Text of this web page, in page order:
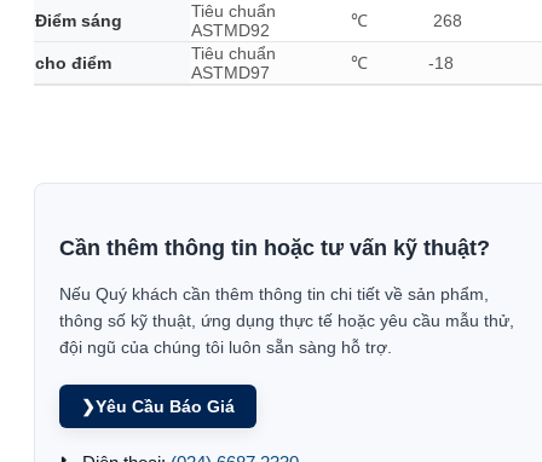
Điểm sáng
Tiêu chuẩn
ASTMD92
℃ 268
cho điểm
Tiêu chuẩn
ASTMD97
℃ -18
Cần thêm thông tin hoặc tư vấn kỹ thuật?
Nếu Quý khách cần thêm thông tin chi tiết về sản phẩm,
thông số kỹ thuật, ứng dụng thực tế hoặc yêu cầu mẫu thử,
đội ngũ của chúng tôi luôn sẵn sàng hỗ trợ.
❯Yêu Cầu Báo Giá